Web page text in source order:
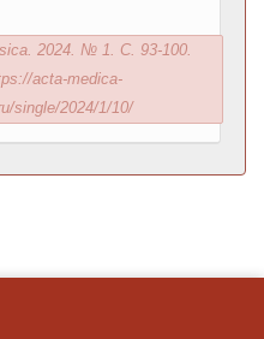
2024. № 1. С. 93-100.
acta-medica-
single/2024/1/10/